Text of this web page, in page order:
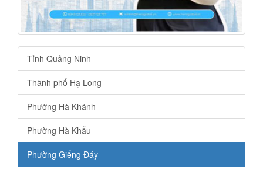
Tỉnh Quảng Ninh
Thành phố Hạ Long
Phường Hà Khánh
Phường Hà Khẩu
Phường Giếng Đáy